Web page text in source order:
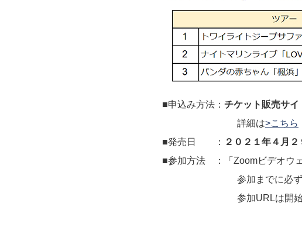
■申込み方法： チケット販売サイ
詳細は>こちら
■発売日 ：
２０２１年４月
■参加方法 ：「Zoomビデオウ
参加までに必ずZoomア
参加URLは開始１時間